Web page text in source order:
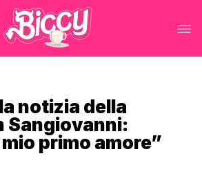
notizia della
Sangiovanni:
primo amore”